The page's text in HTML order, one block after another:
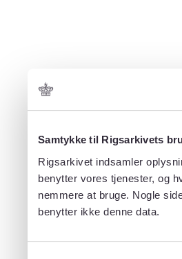
Samtykke til Rigsarkivets
Rigsarkivet indsamler
benytter vores tjenester, og
nemmere at bruge. Nogle
benytter ikke denne data.